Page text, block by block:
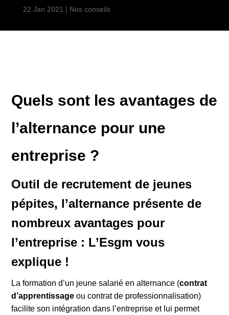
22 Jan 2021 | Nos conseils
Quels sont les avantages de
l’alternance pour une
entreprise ?
Outil de recrutement de jeunes
pépites, l’alternance présente de
nombreux avantages pour
l’entreprise : L’Esgm vous
explique !
La formation d’un jeune salarié en alternance (contrat
d’apprentissage ou contrat de professionnalisation)
facilite son intégration dans l’entreprise et lui permet